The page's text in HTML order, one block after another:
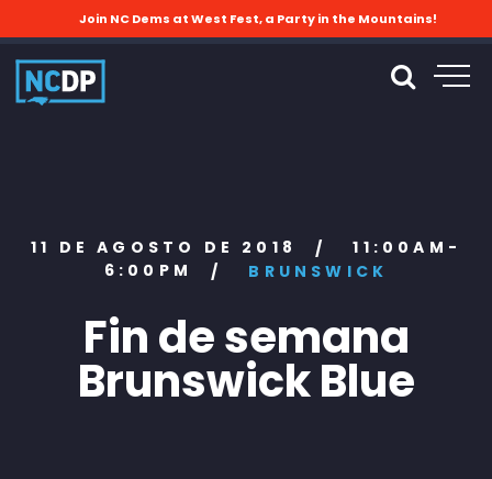
Join NC Dems at West Fest, a Party in the Mountains!
11 DE AGOSTO DE 2018 /
11:00AM-
6:00PM
/ BRUNSWICK
Fin de semana
Brunswick Blue